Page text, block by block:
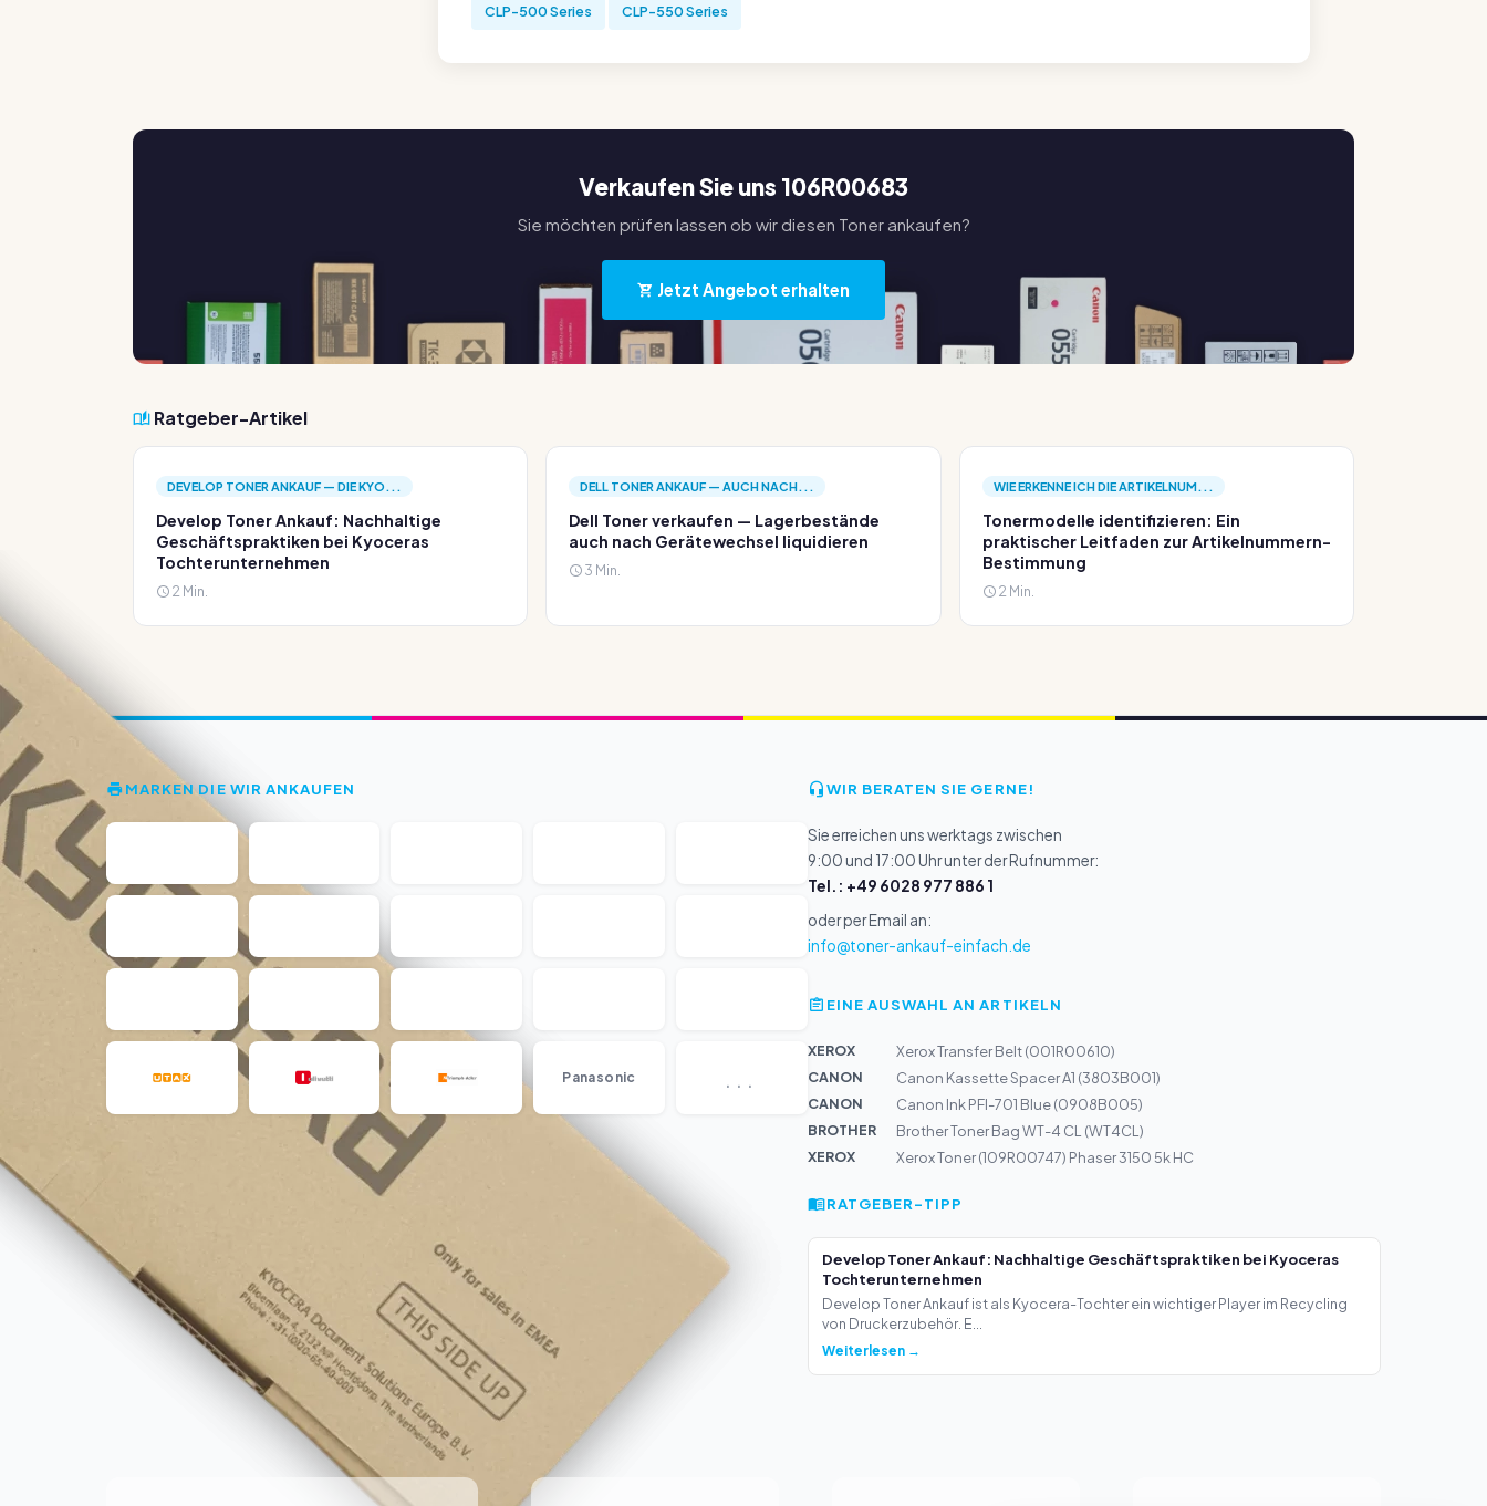
CLP-500 Series CLP-550 Series
Verkaufen Sie uns 106R00683
Sie möchten prüfen lassen ob wir diesen Toner ankaufen?
Jetzt Angebot erhalten
Ratgeber-Artikel
DEVELOP TONER ANKAUF — DIE KYO...
Develop Toner Ankauf: Nachhaltige
Geschäftspraktiken bei Kyoceras
Tochterunternehmen
2 Min.
DELL TONER ANKAUF — AUCH NACH...
Dell Toner verkaufen — Lagerbestände
auch nach Gerätewechsel liquidieren
3 Min.
WIE ERKENNE ICH DIE ARTIKELNUM...
Tonermodelle identifizieren: Ein
praktischer Leitfaden zur Artikelnummern-
Bestimmung
2 Min.
MARKEN DIE WIR ANKAUFEN
Panasonic ...
WIR BERATEN SIE GERNE!
Sie erreichen uns werktags zwischen
9:00 und 17:00 Uhr unter der Rufnummer:
Tel.: +49 6028 977 886 1
oder per Email an:
info@toner-ankauf-einfach.de
EINE AUSWAHL AN ARTIKELN
XEROX
Xerox Transfer Belt (001R00610)
CANON
Canon Kassette Spacer A1 (3803B001)
CANON
Canon Ink PFI-701 Blue (0908B005)
BROTHER
Brother Toner Bag WT-4 CL (WT4CL)
XEROX
Xerox Toner (109R00747) Phaser 3150 5k HC
RATGEBER-TIPP
Develop Toner Ankauf: Nachhaltige Geschäftspraktiken bei Kyoceras
Tochterunternehmen
Develop Toner Ankauf ist als Kyocera-Tochter ein wichtiger Player im Recycling
von Druckerzubehör. E...
Weiterlesen →